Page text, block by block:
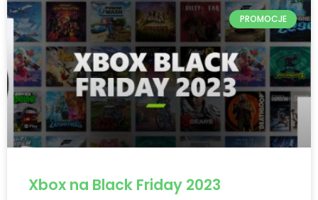
PROMOCJE
Xbox na Black Friday 2023